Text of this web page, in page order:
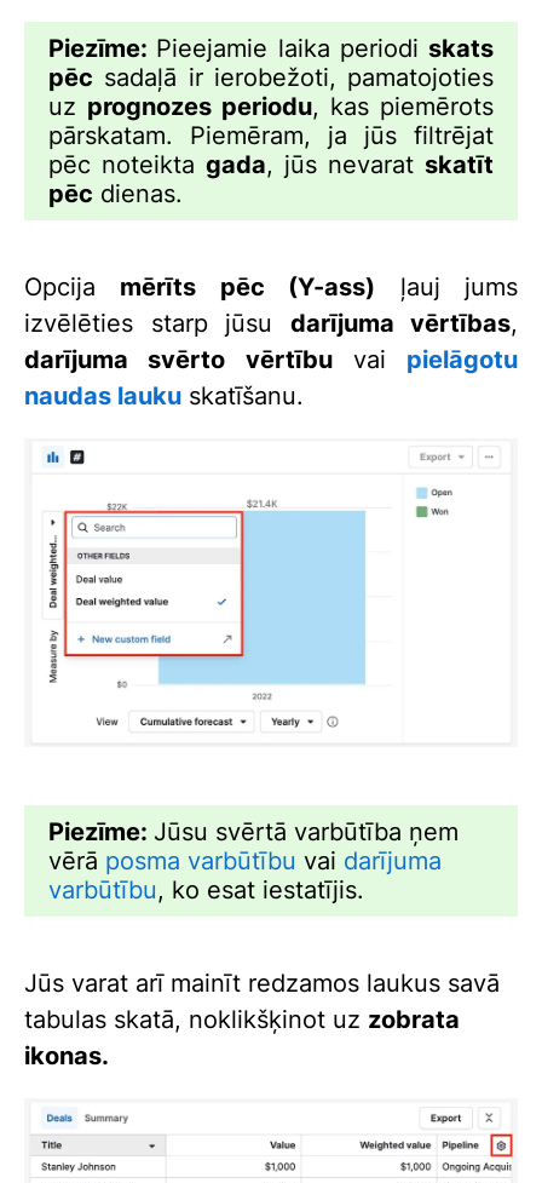
Piezīme: Pieejamie laika periodi skats
pēc sadaļā ir ierobežoti, pamatojoties
uz prognozes periodu, kas piemērots
pārskatam. Piemēram, ja jūs filtrējat
pēc noteikta gada, jūs nevarat skatīt
pēc dienas.
Opcija mērīts pēc (Y-ass) ļauj jums
izvēlēties starp jūsu darījuma vērtības,
darījuma svērto vērtībuvai pielāgotu
naudas lauku skatīšanu.
Piezīme: Jūsu svērtā varbūtība ņem
vērā posma varbūtību vai darījuma
varbūtību, ko esat iestatījis.
Jūs varat arī mainīt redzamos laukus savā
tabulas skatā, noklikšķinot uz zobrata
ikonas.